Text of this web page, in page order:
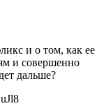
и о том, как ее
и совершенно
дальше?